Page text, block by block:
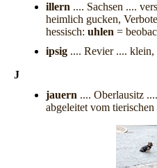
illern .... Sachsen ....
heimlich gucken,
hessisch: uhlen =
ipsig .... Revier .... klein,
J
jauern .... Oberlausitz
abgeleitet vom tierischen